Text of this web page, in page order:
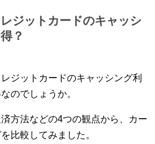
ジットカードのキャッシ
？
ジットカードのキャッシング利
のでしょうか。
方法などの4つの観点から、カー
比較してみました。